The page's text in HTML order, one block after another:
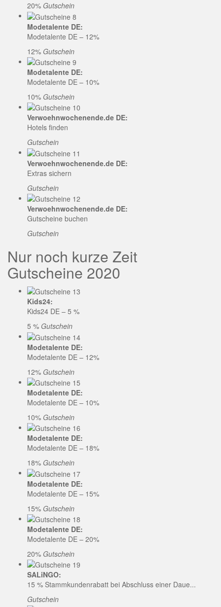
20% Gutschein
Modetalente DE:
Modetalente DE – 12%
12% Gutschein
Modetalente DE:
Modetalente DE – 10%
10% Gutschein
Verwoehnwochenende.de DE:
Hotels finden
Gutschein
Verwoehnwochenende.de DE:
Extras sichern
Gutschein
Verwoehnwochenende.de DE:
Gutscheine buchen
Gutschein
Nur noch kurze Zeit
Gutscheine 2020
Kids24:
Kids24 DE – 5 %
5 % Gutschein
Modetalente DE:
Modetalente DE – 12%
12% Gutschein
Modetalente DE:
Modetalente DE – 10%
10% Gutschein
Modetalente DE:
Modetalente DE – 18%
18% Gutschein
Modetalente DE:
Modetalente DE – 15%
15% Gutschein
Modetalente DE:
Modetalente DE – 20%
20% Gutschein
SALiNGO:
15 % Stammkundenrabatt bei Abschluss einer Daue...
Gutschein